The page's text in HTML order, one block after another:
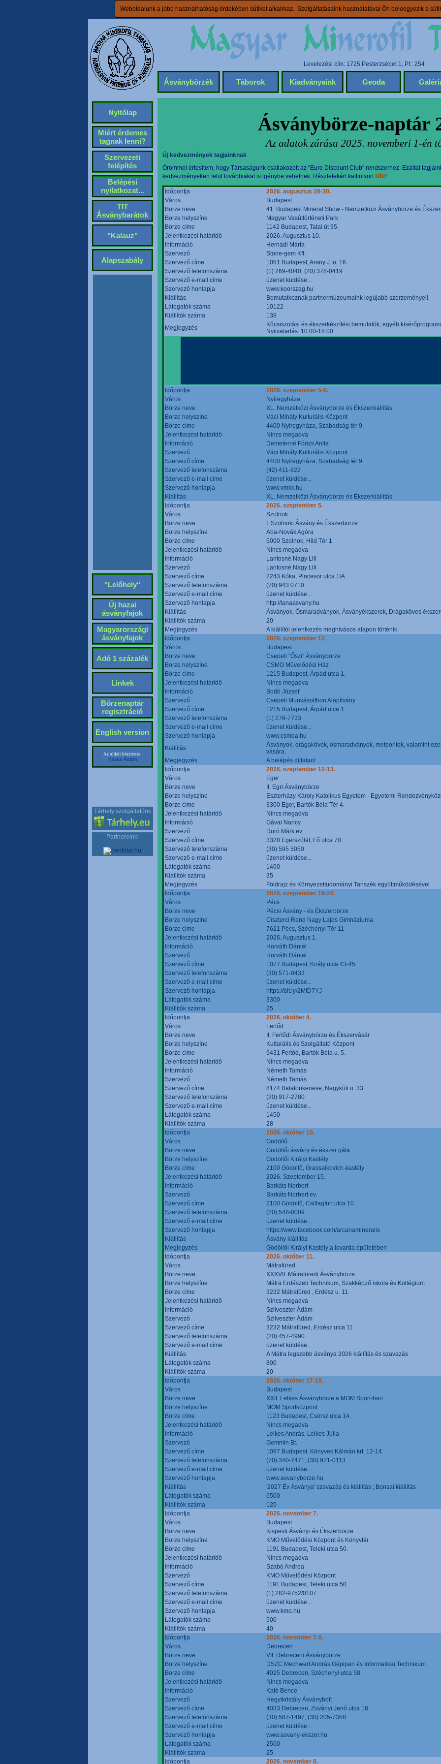
Weboldalunk a jobb használhatóság érdekében sütiket alkalmaz. Szolgáltatásaink használatával Ön beleegyezik a
Levelezési cím: 1725 Pesterzsébet 1, Pf.: 254
Ásványbörzék Táborok Kiadványaink Geoda
Nyitólap
Miért érdemes
tagnak lenni?
Szervezeti
felépítés
Belépési
nyilatkozat...
TIT
Ásványbarátok
"Kalauz"
Alapszabály
"Lelőhely"
Új hazai
ásványfajok
Magyarországi
ásványfajok
Adó 1 százalék
Linkek
Börzenaptár
regisztráció
English version
Az oldalt készítette:
Kriska Ádám
Tárhely szolgáltatónk
Partnereink:
Ásványbörze-naptár
Az adatok zárása 2025. novemberi 1-én
Új kedvezmények tagjainknak
Örömmel értesítem, hogy Társaságunk csatlakozott az "Euro Discount Club" rendszerhez. Ezáltal
kedvezményeken felül továbbiakat is igénybe vehetnek. Részletekért kattintson ide!
Időpontja
2026. augusztus 28-30.
Város
Budapest
Börze neve
41. Budapest Mineral Show - Nemzetközi Ásványbörze és
Börze helyszíne
Magyar Vasúttörténeti Park
Börze címe
1142 Budapest, Tatai út 95.
Jelentkezési határidő
2026. Augusztus 10.
Információ
Hernádi Márta
Szervező
Stone-gem Kft.
Szervező címe
1051 Budapest, Arany J. u. 16.
Szervező telefonszáma
(1) 269-4040, (20) 378-0419
Szervező e-mail címe
üzenet küldése...
Szervező honlapja
www.koorszag.hu
Kiállítás
Bemutatkoznak partnermúzeumaink legújabb szerzeményei!
Látogatók száma
10122
Kiállítók száma
138
Megjegyzés
Kőcsiszolási és ékszerkészítési bemutatók, egyéb
Nyitvatartás: 10:00-18:00
Időpontja
2026. szeptember 5-6.
Város
Nyíregyháza
Börze neve
XL. Nemzetközi Ásványbörze és Ékszerkiállítás
Börze helyszíne
Váci Mihály Kulturális Központ
Börze címe
4400 Nyíregyháza, Szabadság tér 9.
Jelentkezési határidő
Nincs megadva
Információ
Demeterné Fórizs Anita
Szervező
Váci Mihály Kulturális Központ
Szervező címe
4400 Nyíregyháza, Szabadság tér 9.
Szervező telefonszáma
(42) 411-822
Szervező e-mail címe
üzenet küldése...
Szervező honlapja
www.vmkk.hu
Kiállítás
XL. Nemzetközi Ásványbörze és Ékszerkiállítás
Időpontja
2026. szeptember 5.
Város
Szolnok
Börze neve
I. Szolnoki Ásvány és Ékszerbörze
Börze helyszíne
Aba-Novák Agóra
Börze címe
5000 Szolnok, Hild Tér 1
Jelentkezési határidő
Nincs megadva
Információ
Lantosné Nagy Lili
Szervező
Lantosné Nagy Lili
Szervező címe
2243 Kóka, Pincesor utca 1/A.
Szervező telefonszáma
(70) 943 0710
Szervező e-mail címe
üzenet küldése...
Szervező honlapja
http://lanaasvany.hu
Kiállítás
Ásványok, Ősmaradványok, Ásványékszerek, Drágaköves
Kiállítók száma
20
Megjegyzés
A kiállítói jelentkezés meghívásos alapon történik.
Időpontja
2026. szeptember 12.
Város
Budapest
Börze neve
Csepeli "Őszi" Ásványbörze
Börze helyszíne
CSMO Művelődési Ház
Börze címe
1215 Budapest, Árpád utca 1.
Jelentkezési határidő
Nincs megadva
Információ
Bodó József
Szervező
Csepeli Munkásotthon Alapítvány
Szervező címe
1215 Budapest, Árpád utca 1.
Szervező telefonszáma
(1) 276-7733
Szervező e-mail címe
üzenet küldése...
Szervező honlapja
www.csmoa.hu
Kiállítás
Ásványok, drágakövek, ősmaradványok, meteoritok, valamint
vására.
Megjegyzés
A belépés díjtalan!
Időpontja
2026. szeptember 12-13.
Város
Eger
Börze neve
II. Egri Ásványbörze
Börze helyszíne
Eszterházy Károly Katolikus Egyetem - Egyetemi
Börze címe
3300 Eger, Bartók Béla Tér 4.
Jelentkezési határidő
Nincs megadva
Információ
Gávai Nancy
Szervező
Duró Márk ev.
Szervező címe
3328 Egerszólát, Fő utca 70.
Szervező telefonszáma
(30) 595 5050
Szervező e-mail címe
üzenet küldése...
Látogatók száma
1400
Kiállítók száma
35
Megjegyzés
Földrajz és Környezettudományi Tanszék együttműködésével
Időpontja
2026. szeptember 19-20.
Város
Pécs
Börze neve
Pécsi Ásvány - és Ékszerbörze
Börze helyszíne
Ciszterci Rend Nagy Lajos Gimnáziuma
Börze címe
7621 Pécs, Széchenyi Tér 11
Jelentkezési határidő
2026. Augusztus 1.
Információ
Horváth Dániel
Szervező
Horváth Dániel
Szervező címe
1077 Budapest, Király utca 43-45.
Szervező telefonszáma
(30) 571-0433
Szervező e-mail címe
üzenet küldése...
Szervező honlapja
https://bit.ly/2MfD7YJ
Látogatók száma
3300
Kiállítók száma
25
Időpontja
2026. október 4.
Város
Fertőd
Börze neve
II. Fertődi Ásványbörze és Ékszervásár
Börze helyszíne
Kulturális és Szolgáltató Központ
Börze címe
9431 Fertőd, Bartók Béla u. 5.
Jelentkezési határidő
Nincs megadva
Információ
Németh Tamás
Szervező
Németh Tamás
Szervező címe
8174 Balatonkenese, Nagykúti u. 33.
Szervező telefonszáma
(20) 917-2780
Szervező e-mail címe
üzenet küldése...
Látogatók száma
1450
Kiállítók száma
28
Időpontja
2026. október 10.
Város
Gödöllő
Börze neve
Gödöllői ásvány és ékszer gála
Börze helyszíne
Gödöllői Királyi Kastély
Börze címe
2100 Gödöllő, Grassalkovich-kastély
Jelentkezési határidő
2026. Szeptember 15.
Információ
Barkáts Norbert
Szervező
Barkáts Norbert ev.
Szervező címe
2100 Gödöllő, Csillagfürt utca 10.
Szervező telefonszáma
(20) 548-0009
Szervező e-mail címe
üzenet küldése...
Szervező honlapja
https://www.facebook.com/arcanamineralis
Kiállítás
Ásvány kiállítás
Megjegyzés
Gödöllői Királyi Kastély a lovarda épületében
Időpontja
2026. október 11.
Város
Mátrafüred
Börze neve
XXXVII. Mátrafüredi Ásványbörze
Börze helyszíne
Mátra Erdészeti Technikum, Szakképző iskola és Kollégium
Börze címe
3232 Mátrafüred , Erdész u. 11.
Jelentkezési határidő
Nincs megadva
Információ
Szilveszter Ádám
Szervező
Szilveszter Ádám
Szervező címe
3232 Mátrafüred, Erdész utca 11
Szervező telefonszáma
(20) 457-4990
Szervező e-mail címe
üzenet küldése...
Kiállítás
A Mátra legszebb ásványa 2026 kiállítás és szavazás
Látogatók száma
800
Kiállítók száma
20
Időpontja
2026. október 17-18.
Város
Budapest
Börze neve
XXII. Lelkes Ásványbörze a MOM Sport-ban
Börze helyszíne
MOM Sportközpont
Börze címe
1123 Budapest, Csörsz utca 14.
Jelentkezési határidő
Nincs megadva
Információ
Lelkes András, Lelkes Júlia
Szervező
Gemmin Bt.
Szervező címe
1097 Budapest, Könyves Kálmán krt. 12-14.
Szervező telefonszáma
(70) 340-7471, (30) 971-0113
Szervező e-mail címe
üzenet küldése...
Szervező honlapja
www.asvanyborze.hu
Kiállítás
'2027 Év Ásványa' szavazás és kiállítás ; Bonsai kiállítás
Látogatók száma
6500
Kiállítók száma
120
Időpontja
2026. november 7.
Város
Budapest
Börze neve
Kispesti Ásvány- és Ékszerbörze
Börze helyszíne
KMO Művelődési Központ és Könyvtár
Börze címe
1191 Budapest, Teleki utca 50.
Jelentkezési határidő
Nincs megadva
Információ
Szabó Andrea
Szervező
KMO Művelődési Központ
Szervező címe
1191 Budapest, Teleki utca 50.
Szervező telefonszáma
(1) 282-9752/0107
Szervező e-mail címe
üzenet küldése...
Szervező honlapja
www.kmo.hu
Látogatók száma
500
Kiállítók száma
40
Időpontja
2026. november 7-8.
Város
Debrecen
Börze neve
VII. Debreceni Ásványbörze
Börze helyszíne
DSZC Mechwart András Gépipari és Informatikai Technikum
Börze címe
4025 Debrecen, Széchenyi utca 58.
Jelentkezési határidő
Nincs megadva
Információ
Kató Bence
Szervező
Hegyikristály Ásványbolt
Szervező címe
4033 Debrecen, Zoványi Jenő utca 18.
Szervező telefonszáma
(30) 587-1497; (30) 205-7358
Szervező e-mail címe
üzenet küldése...
Szervező honlapja
www.asvany-ekszer.hu
Látogatók száma
2500
Kiállítók száma
25
Időpontja
2026. november 8.